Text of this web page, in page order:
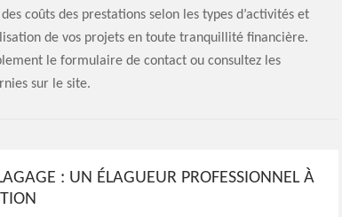
coûts des prestations selon les types d’activités et
de vos projets en toute tranquillité financière.
le formulaire de contact ou consultez les
sur le site.
: UN ÉLAGUEUR PROFESSIONNEL À